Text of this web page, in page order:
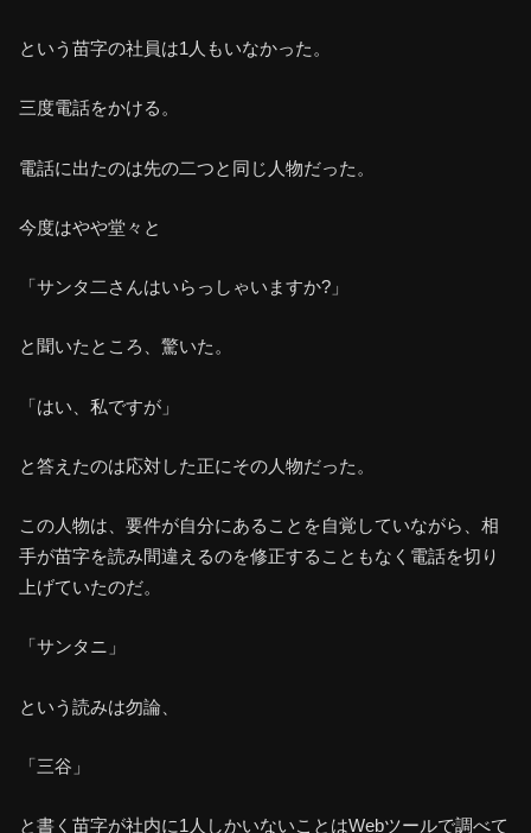
という苗字の社員は1人もいなかった。
三度電話をかける。
電話に出たのは先の二つと同じ人物だった。
今度はやや堂々と
「サンタ二さんはいらっしゃいますか?」
と聞いたところ、驚いた。
「はい、私ですが」
と答えたのは応対した正にその人物だった。
この人物は、要件が自分にあることを自覚していながら、相
手が苗字を読み間違えるのを修正することもなく電話を切り
上げていたのだ。
「サンタニ」
という読みは勿論、
「三谷」
と書く苗字が社内に1人しかいないことはWebツールで調べて